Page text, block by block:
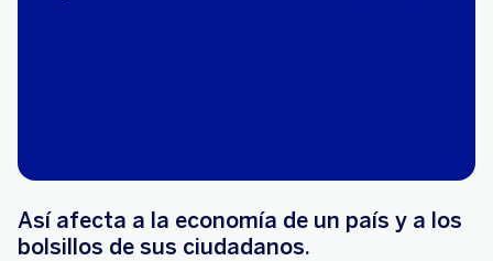
Así afecta a la economía de un país y a los
bolsillos de sus ciudadanos.